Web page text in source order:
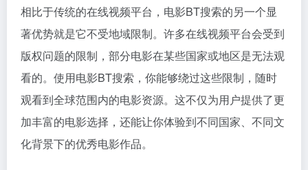
相比于传统的在线视频平台，电影BT搜索的另一个显
著优势就是它不受地域限制。许多在线视频平台会受到
版权问题的限制，部分电影在某些国家或地区是无法观
看的。使用电影BT搜索，你能够绕过这些限制，随时
观看到全球范围内的电影资源。这不仅为用户提供了更
加丰富的电影选择，还能让你体验到不同国家、不同文
化背景下的优秀电影作品。